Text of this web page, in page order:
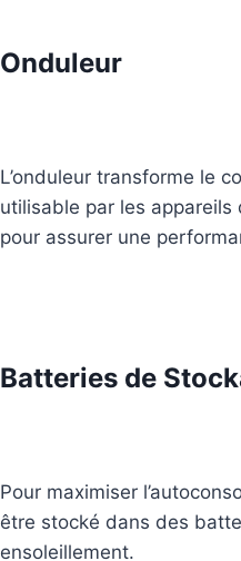
Onduleur
L’onduleur transforme le
utilisable par les
pour assurer une
Batteries de
Pour maximiser
être stocké dans des
ensoleillement.